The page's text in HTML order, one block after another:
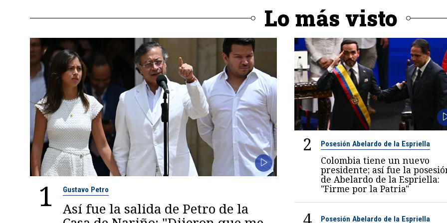
Lo más visto
1 Gustavo Petro
Así fue la salida de Petro de la
2 Posesión Abelardo de la Espriella
Colombia tiene un nuevo
presidente; así fue la
de Abelardo de la Espriella:
"Firme por la Patria"
Posesión Abelardo de la Espriella